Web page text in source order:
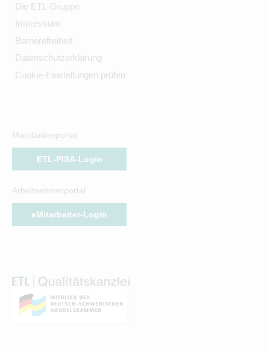
Die ETL-Gruppe
Impressum
Barrierefreiheit
Datenschutzerklärung
Cookie-Einstellungen prüfen
Mandantenportal
ETL-PISA-Login
Arbeitnehmerportal
eMitarbeiter-Login